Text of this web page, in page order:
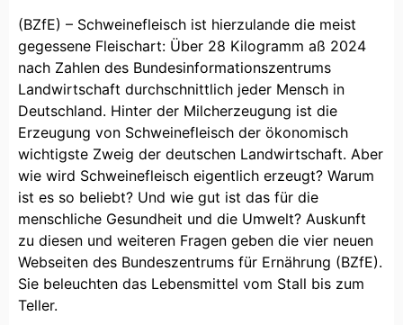
(BZfE) – Schweinefleisch ist hierzulande die meist
gegessene Fleischart: Über 28 Kilogramm aß 2024
nach Zahlen des Bundesinformationszentrums
Landwirtschaft durchschnittlich jeder Mensch in
Deutschland. Hinter der Milcherzeugung ist die
Erzeugung von Schweinefleisch der ökonomisch
wichtigste Zweig der deutschen Landwirtschaft. Aber
wie wird Schweinefleisch eigentlich erzeugt? Warum
ist es so beliebt? Und wie gut ist das für die
menschliche Gesundheit und die Umwelt? Auskunft
zu diesen und weiteren Fragen geben die vier neuen
Webseiten des Bundeszentrums für Ernährung (BZfE).
Sie beleuchten das Lebensmittel vom Stall bis zum
Teller.